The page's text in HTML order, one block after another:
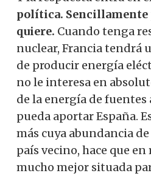
política. Sencillamente
quiere. Cuando tenga
nuclear, Francia tendrá
de producir energía
no le interesa en
de la energía de
pueda aportar España.
más cuya abundancia
país vecino, hace que
mucho mejor situada